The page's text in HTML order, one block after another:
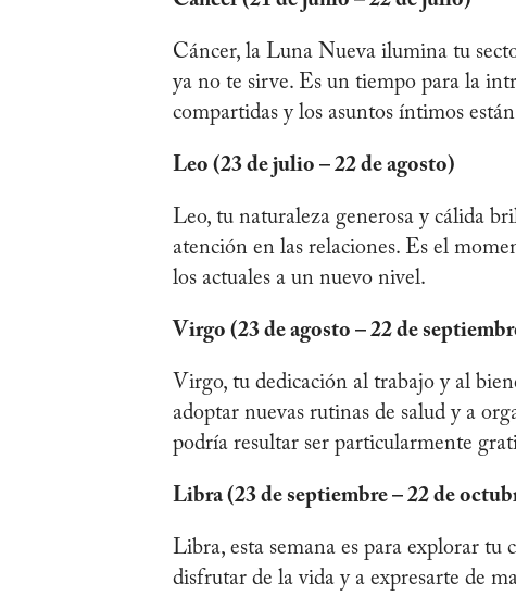
Cáncer, la Luna Nueva ilumina tu
ya no te sirve. Es un tiempo para la
compartidas y los asuntos íntimos
Leo (23 de julio – 22 de agosto)
Leo, tu naturaleza generosa y cálida
atención en las relaciones. Es el
los actuales a un nuevo nivel.
Virgo (23 de agosto – 22 de
Virgo, tu dedicación al trabajo y al
adoptar nuevas rutinas de salud y a
podría resultar ser particularmente
Libra (23 de septiembre – 22 de
Libra, esta semana es para explorar
disfrutar de la vida y a expresarte de